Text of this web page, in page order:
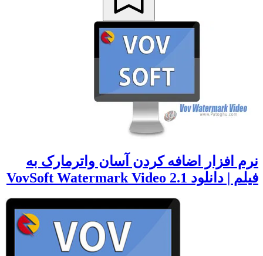
نرم افزار اضافه کردن آسان واترمارک به
فیلم | دانلود VovSoft Watermark Video 2.1